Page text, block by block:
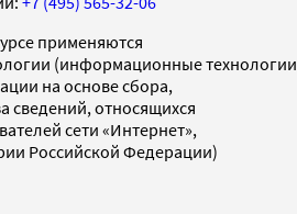
применяются
(информационные технологии
на основе сбора,
сведений, относящихся
сети «Интернет»,
Российской Федерации)